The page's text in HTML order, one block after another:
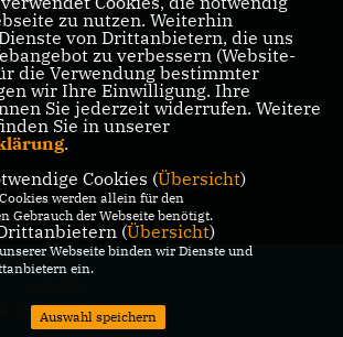
der CDU Fraktion im Landtag
KONTAKT
Augustin,
vorbehalten.
zu nutzen. Weiterhin
von Drittanbietern, die uns
zu verbessern (Website-
die Verwendung bestimmter
wir Ihre Einwilligung. Ihre
Sie jederzeit widerrufen. Weitere
Sie in unserer
.
Cookies (Übersicht)
werden allein für den
Gebrauch der Webseite benötigt.
(Übersicht)
Webseite binden wir Dienste und
ein.
Auswahl speichern